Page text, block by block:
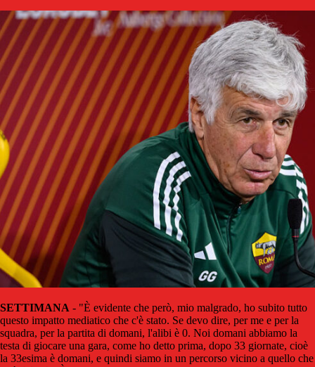
SETTIMANA - "È evidente che però, mio malgrado, ho subito tutto
questo impatto mediatico che c'è stato. Se devo dire, per me e per la
squadra, per la partita di domani, l'alibi è 0. Noi domani abbiamo la
testa di giocare una gara, come ho detto prima, dopo 33 giornate, cioè
la 33esima è domani, e quindi siamo in un percorso vicino a quello che